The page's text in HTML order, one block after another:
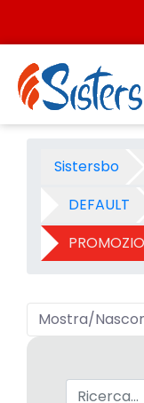
Sistersbo
DEFAULT
Mostra/
Barra